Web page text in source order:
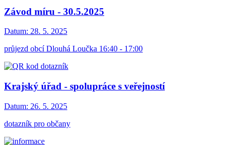
Závod míru - 30.5.2025
Datum: 28. 5. 2025
průjezd obcí Dlouhá Loučka 16:40 - 17:00
Krajský úřad - spolupráce s veřejností
Datum: 26. 5. 2025
dotazník pro občany